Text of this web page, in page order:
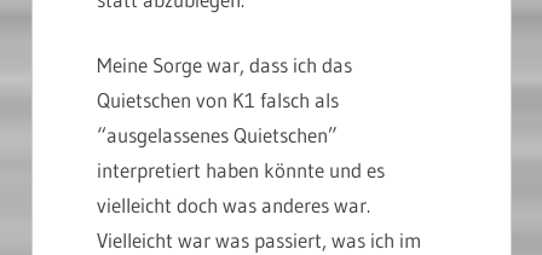
Meine Sorge war, dass ich das
Quietschen von K1 falsch als
“ausgelassenes Quietschen”
interpretiert haben könnte und es
vielleicht doch was anderes war.
Vielleicht war was passiert, was ich im